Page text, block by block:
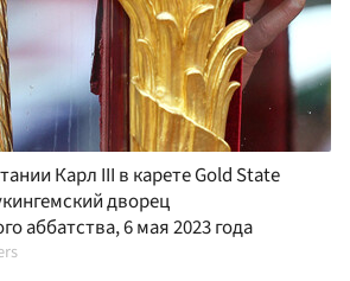
Карл III в карете Gold State
дворец
аббатства, 6 мая 2023 года